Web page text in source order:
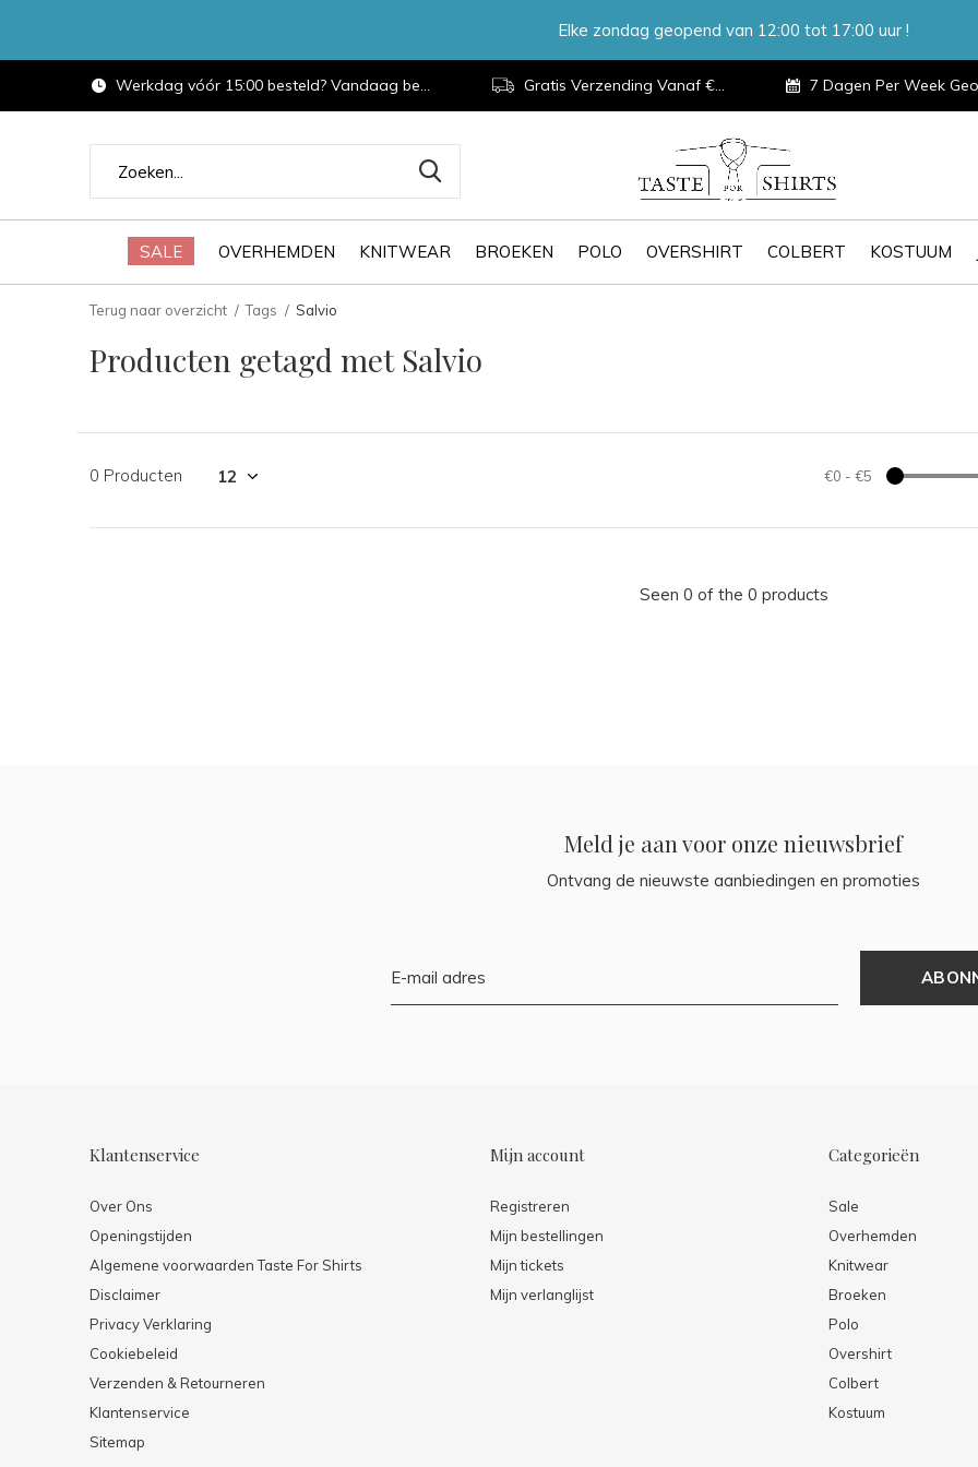
SALE OVERHEMDEN KNITWEAR BROEKEN POLO OVERSHIRT COLBERT KOSTUUM
Werkdag vóór 15:00 besteld? Vandaag bezorgd. Gratis Verzending Vanaf €100,- 7 Dagen Per Week Geopend
Elke zondag geopend van 12:00 tot 17:00 uur !
Terug naar overzicht Tags Salvio
Producten getagd met Salvio
0 Producten €0 - €5
Seen 0 of the 0 products
Meld je aan voor onze nieuwsbrief
Ontvang de nieuwste aanbiedingen en promoties
Klantenservice
Over Ons
Openingstijden
Algemene voorwaarden Taste For Shirts
Disclaimer
Privacy Verklaring
Cookiebeleid
Verzenden & Retourneren
Klantenservice
Sitemap
Mijn account
Registreren
Mijn bestellingen
Mijn tickets
Mijn verlanglijst
Categorieën
Sale
Overhemden
Knitwear
Broeken
Polo
Overshirt
Colbert
Kostuum